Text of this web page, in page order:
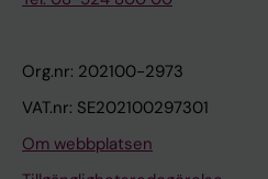
Org.nr: 202100-2973
VAT.nr: SE202100297301
Om webbplatsen